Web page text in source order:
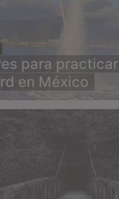
para practicar
en México